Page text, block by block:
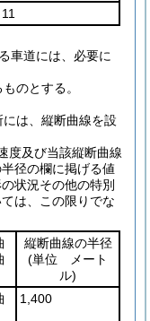
11
車道には、必要に
のとする。
は、縦断曲線を設
度及び当該縦断曲線
径の欄に掲げる値
状況その他の特別
は、この限りでな
縦断曲線の半径
(単位 メート
ル)
1,400